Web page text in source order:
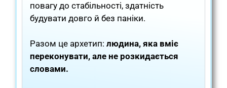
повагу до стабільності, здатність
будувати довго й без паніки.
Разом це архетип: людина, яка вміє
переконувати, але не розкидається
словами.